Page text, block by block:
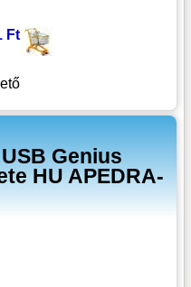
Ft
Genius
HU APEDRA-